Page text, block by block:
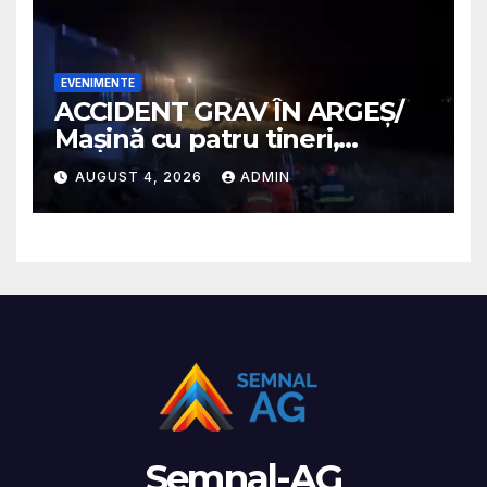
EVENIMENTE
ACCIDENT GRAV ÎN ARGEȘ/
Mașină cu patru tineri,
răsturnată pe un câmp la
Micești/ Doi sunt în stare
gravă
AUGUST 4, 2026 ADMIN